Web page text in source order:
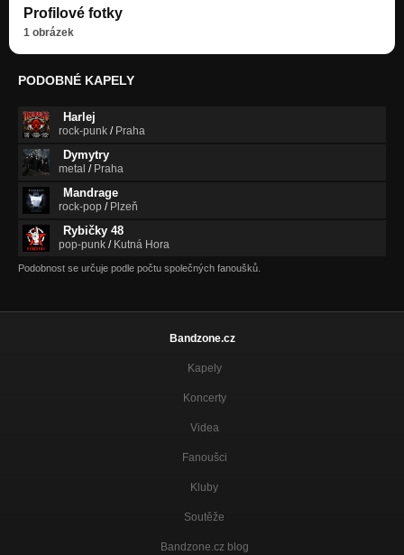
Profilové fotky
1 obrázek
PODOBNÉ KAPELY
Harlej
rock-punk / Praha
Dymytry
metal / Praha
Mandrage
rock-pop / Plzeň
Rybičky 48
pop-punk / Kutná Hora
Podobnost se určuje podle počtu společných fanoušků.
Bandzone.cz
Kapely
Koncerty
Videa
Fanoušci
Kluby
Soutěže
Bandzone.cz blog